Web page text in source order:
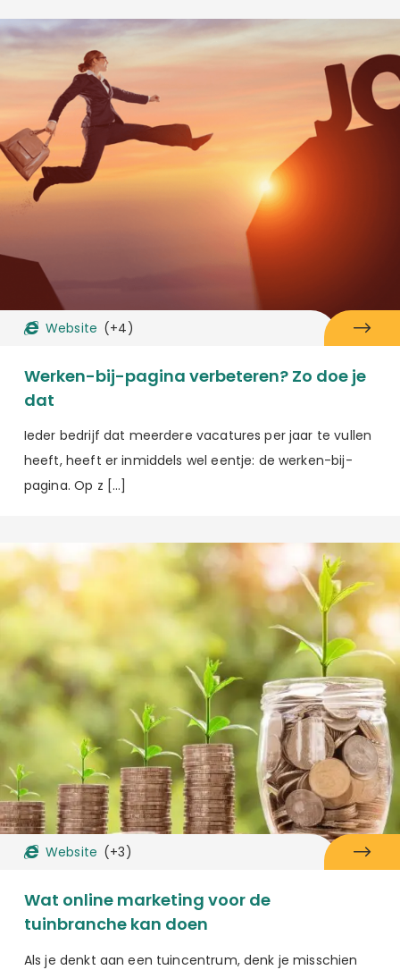
Website (+4)
Werken-bij-pagina verbeteren? Zo doe je
dat
Ieder bedrijf dat meerdere vacatures per jaar te vullen
heeft, heeft er inmiddels wel eentje: de werken-bij-
pagina. Op z […]
Website (+3)
Wat online marketing voor de
tuinbranche kan doen
Als je denkt aan een tuincentrum, denk je misschien